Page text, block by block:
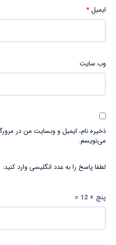
ایمیل*
وب‌ سایت
ذخیره نام، ایمیل و وبسایت من در
می‌نویسم.
لطفا پاسخ را به عدد انگلیسی وارد کنید:
پنج + 12 =